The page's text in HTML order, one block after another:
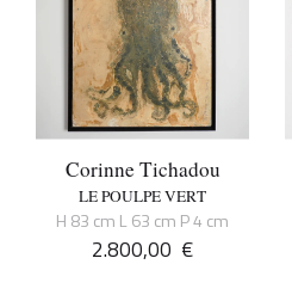
Corinne Tichadou
LE POULPE VERT
H 83 cm L 63 cm P 4 cm
2.800,00 €